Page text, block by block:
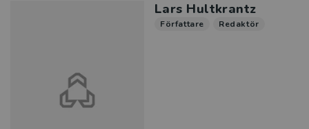
Lars Hultkrantz
Författare Redaktör